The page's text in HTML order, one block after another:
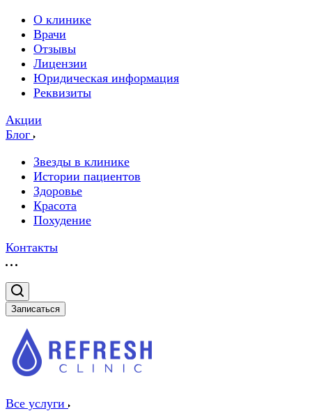
О клинике
Врачи
Отзывы
Лицензии
Юридическая информация
Реквизиты
Акции
Блог
Звезды в клинике
Истории пациентов
Здоровье
Красота
Похудение
Контакты
Записаться
Все услуги